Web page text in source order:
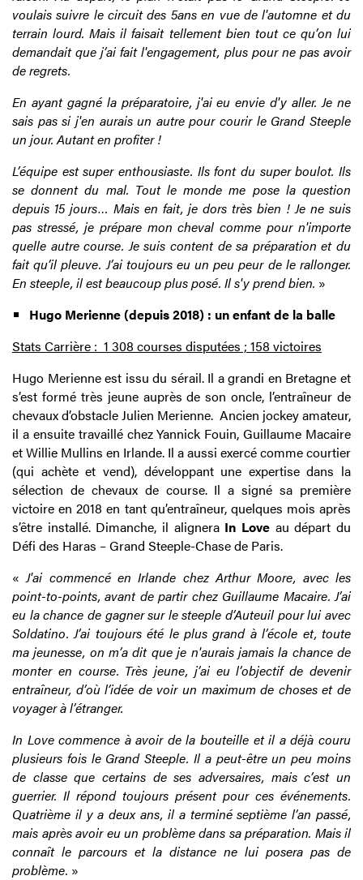
voulais suivre le circuit des 5ans en vue de l'automne et du
terrain lourd. Mais il faisait tellement bien tout ce qu’on lui
demandait que j’ai fait l'engagement, plus pour ne pas avoir
de regrets.
En ayant gagné la préparatoire, j'ai eu envie d'y aller. Je ne
sais pas si j'en aurais un autre pour courir le Grand Steeple
un jour. Autant en profiter !
L’équipe est super enthousiaste. Ils font du super boulot. Ils
se donnent du mal. Tout le monde me pose la question
depuis 15 jours… Mais en fait, je dors très bien ! Je ne suis
pas stressé, je prépare mon cheval comme pour n'importe
quelle autre course. Je suis content de sa préparation et du
fait qu’il pleuve. J’ai toujours eu un peu peur de le rallonger.
En steeple, il est beaucoup plus posé. Il s'y prend bien. »
Hugo Merienne (depuis 2018) : un enfant de la balle
Stats Carrière : 1 308 courses disputées ; 158 victoires
Hugo Merienne est issu du sérail. Il a grandi en Bretagne et
s’est formé très jeune auprès de son oncle, l’entraîneur de
chevaux d’obstacle Julien Merienne. Ancien jockey amateur,
il a ensuite travaillé chez Yannick Fouin, Guillaume Macaire
et Willie Mullins en Irlande. Il a aussi exercé comme courtier
(qui achète et vend), développant une expertise dans la
sélection de chevaux de course. Il a signé sa première
victoire en 2018 en tant qu’entraîneur, quelques mois après
s’être installé. Dimanche, il alignera In Love au départ du
Défi des Haras – Grand Steeple-Chase de Paris.
« J'ai commencé en Irlande chez Arthur Moore, avec les
point-to-points, avant de partir chez Guillaume Macaire. J’ai
eu la chance de gagner sur le steeple d’Auteuil pour lui avec
Soldatino. J’ai toujours été le plus grand à l’école et, toute
ma jeunesse, on m’a dit que je n'aurais jamais la chance de
monter en course. Très jeune, j’ai eu l’objectif de devenir
entraîneur, d’où l’idée de voir un maximum de choses et de
voyager à l’étranger.
In Love commence à avoir de la bouteille et il a déjà couru
plusieurs fois le Grand Steeple. Il a peut-être un peu moins
de classe que certains de ses adversaires, mais c’est un
guerrier. Il répond toujours présent pour ces événements.
Quatrième il y a deux ans, il a terminé septième l’an passé,
mais après avoir eu un problème dans sa préparation. Mais il
connaît le parcours et la distance ne lui posera pas de
problème. »